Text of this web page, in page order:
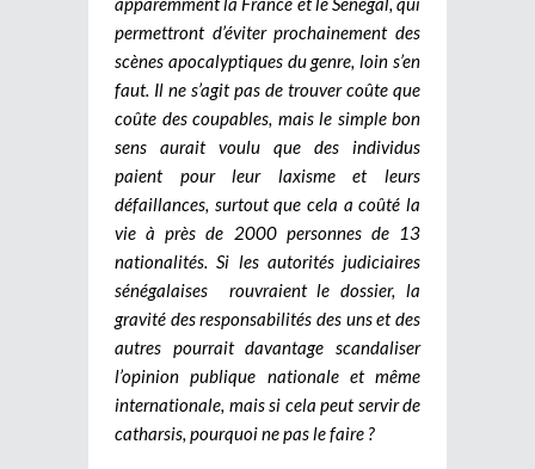
permettront d’éviter prochainement des
scènes apocalyptiques du genre, loin s’en
faut. Il ne s’agit pas de trouver coûte que
coûte des coupables, mais le simple bon
sens aurait voulu que des individus
paient pour leur laxisme et leurs
défaillances, surtout que cela a coûté la
vie à près de 2000 personnes de 13
nationalités. Si les autorités judiciaires
sénégalaises rouvraient le dossier, la
gravité des responsabilités des uns et des
autres pourrait davantage scandaliser
l’opinion publique nationale et même
internationale, mais si cela peut servir de
catharsis, pourquoi ne pas le faire ?